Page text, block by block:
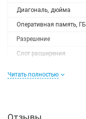
Диагональ, дюйма
Оперативная память, ГБ
Разрешение
Слот расширения
Читать полностью